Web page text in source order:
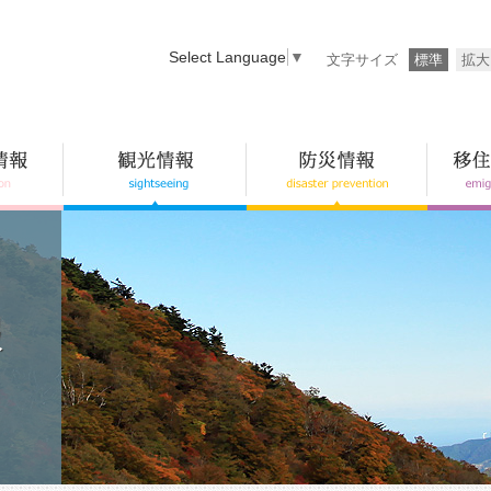
文字サイズ 標準 拡大
Select Language ▼